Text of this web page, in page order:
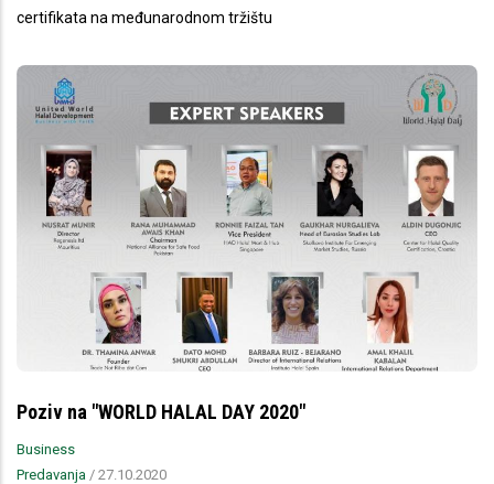
certifikata na međunarodnom tržištu
Poziv na "WORLD HALAL DAY 2020"
Business
Predavanja / 27.10.2020